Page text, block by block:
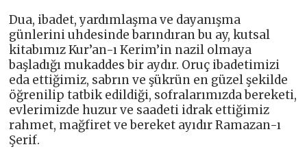
Dua, ibadet, yardımlaşma ve dayanışma
günlerini uhdesinde barındıran bu ay, kutsal
kitabımız Kur’an-ı Kerim’in nazil olmaya
başladığı mukaddes bir aydır. Oruç ibadetimizi
eda ettiğimiz, sabrın ve şükrün en güzel şekilde
öğrenilip tatbik edildiği, sofralarımızda bereketi,
evlerimizde huzur ve saadeti idrak ettiğimiz
rahmet, mağfiret ve bereket ayıdır Ramazan-ı
Şerif.